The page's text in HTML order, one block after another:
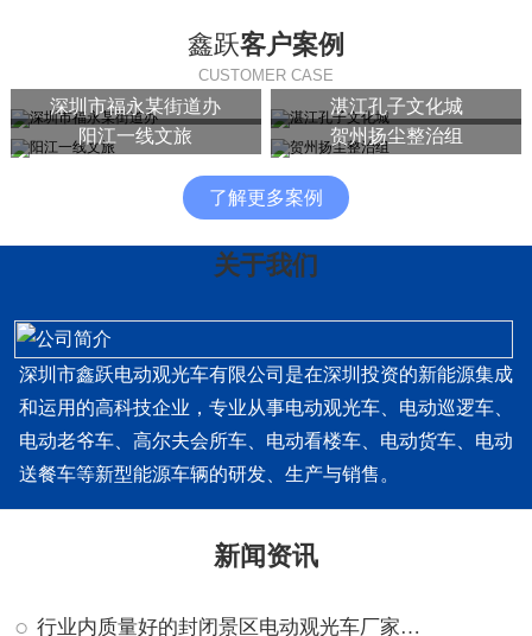
鑫跃客户案例
CUSTOMER CASE
深圳市福永某街道办
湛江孔子文化城
阳江一线文旅
贺州扬尘整治组
了解更多案例
关于我们
深圳市鑫跃电动观光车有限公司是在深圳投资的新能源集成
和运用的高科技企业，专业从事电动观光车、电动巡逻车、
电动老爷车、高尔夫会所车、电动看楼车、电动货车、电动
送餐车等新型能源车辆的研发、生产与销售。
新闻资讯
行业内质量好的封闭景区电动观光车厂家排名